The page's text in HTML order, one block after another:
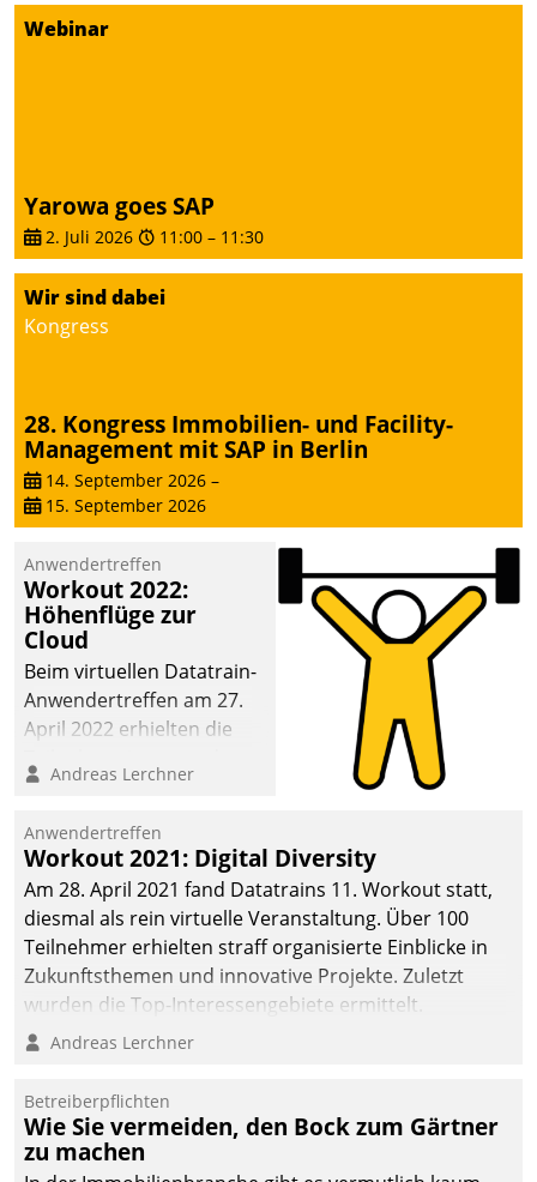
Webinar
Yarowa goes SAP
2. Juli 2026 11:00 – 11:30
Wir sind dabei
Kongress
28. Kongress Immobilien- und Facility-
Management mit SAP in Berlin
14. September 2026 –
15. September 2026
Anwendertreffen
Workout 2022:
Höhenflüge zur
Cloud
Beim virtuellen Datatrain-
Anwendertreffen am 27.
April 2022 erhielten die
Teilnehmer kurzweilige
Cloud-Strategien und -
Lösungen mit hohem
Zukunftspotenzial.
Andreas Lerchner
Anwendertreffen
Workout 2021: Digital Diversity
Am 28. April 2021 fand Datatrains 11. Workout statt,
diesmal als rein virtuelle Veranstaltung. Über 100
Teilnehmer erhielten straff organisierte Einblicke in
Zukunftsthemen und innovative Projekte. Zuletzt
wurden die Top-Interessengebiete ermittelt.
Andreas Lerchner
Betreiberpflichten
Wie Sie vermeiden, den Bock zum Gärtner
zu machen